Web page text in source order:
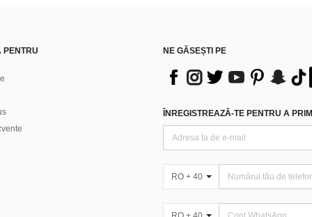
PENTRU NE GĂSEȘTI PE
ÎNREGISTREAZĂ-TE PENTRU A
RO + 40